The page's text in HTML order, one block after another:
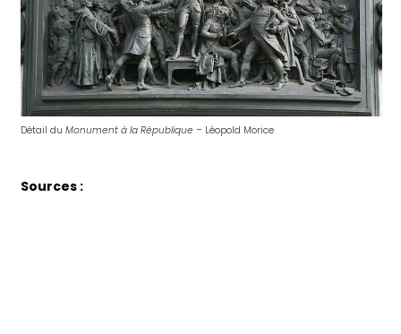
Détail duMonument à la République – Léopold Morice
Sources :